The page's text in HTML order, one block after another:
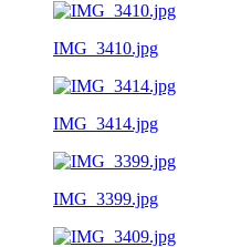
IMG_3410.jpg
IMG_3414.jpg
IMG_3399.jpg